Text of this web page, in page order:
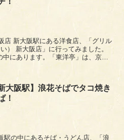
リル
） 新大阪店」に行ってみました。
にあります。「東洋亭」は、京都
新大阪駅】浪花そばでタコ焼き
！